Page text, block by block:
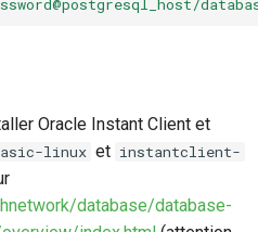
Oracle Instant Client et
linux et instantclient-
database/database-